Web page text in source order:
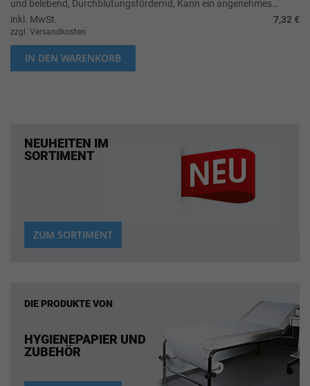
und belebend, Durchblutungsfördernd, Kann ein angenehmes
Wärmegefühl hervorrufe...
inkl. MwSt. 7,32 €
zzgl. Versandkosten
IN DEN WARENKORB
NEUHEITEN IM
SORTIMENT
ZUM SORTIMENT
DIE PRODUKTE VON
HYGIENEPAPIER UND
ZUBEHÖR